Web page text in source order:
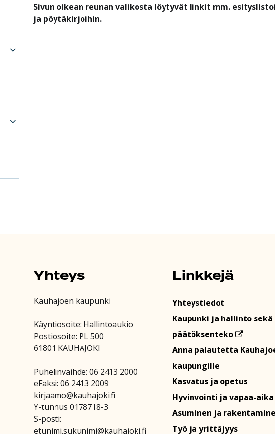
Sivun oikean reunan valikosta löytyvät linkit mm.
ja pöytäkirjoihin.
Yhteys
Kauhajoen kaupunki
Käyntiosoite: Hallintoaukio
Postiosoite: PL 500
61801 KAUHAJOKI
Puhelinvaihde: 06 2413 2000
eFaksi: 06 2413 2009
kirjaamo@kauhajoki.fi
Y-tunnus 0178718-3
S-posti:
etunimi.sukunimi@kauhajoki.fi
Linkkejä
Yhteystiedot
Kaupunki ja hallinto sekä
päätöksenteko
Anna palautetta
kaupungille
Kasvatus ja opetus
Hyvinvointi ja vapaa-aika
Asuminen ja
Työ ja yrittäjyys